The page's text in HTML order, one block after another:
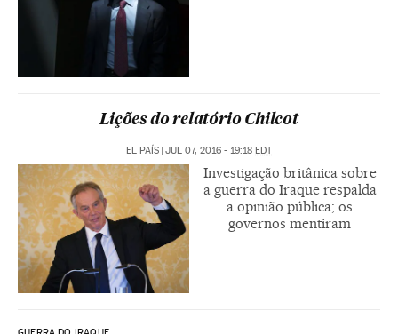
Lições do relatório Chilcot
EL PAÍS | JUL 07, 2016 - 19:18 EDT
Investigação britânica sobre
a guerra do Iraque respalda
a opinião pública; os
governos mentiram